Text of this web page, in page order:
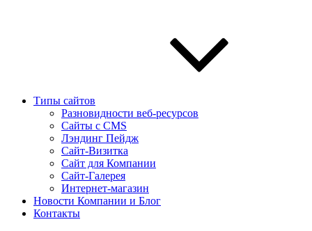
Типы сайтов
Разновидности веб-ресурсов
Сайты с CMS
Лэндинг Пейдж
Сайт-Визитка
Сайт для Компании
Сайт-Галерея
Интернет-магазин
Новости Компании и Блог
Контакты